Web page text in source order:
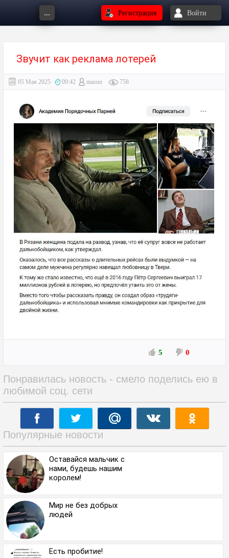
... Регистрация Войти
Звучит как реклама лотерей
05 Мая 2025 09:42 masun 758
5 0
Понравилась новость - смело поделись ею в
любимой соц. сети
Популярные новости
Оставайся мальчик с
нами, будешь нашим
королем!
Мир не без добрых
людей
Есть пробитие!